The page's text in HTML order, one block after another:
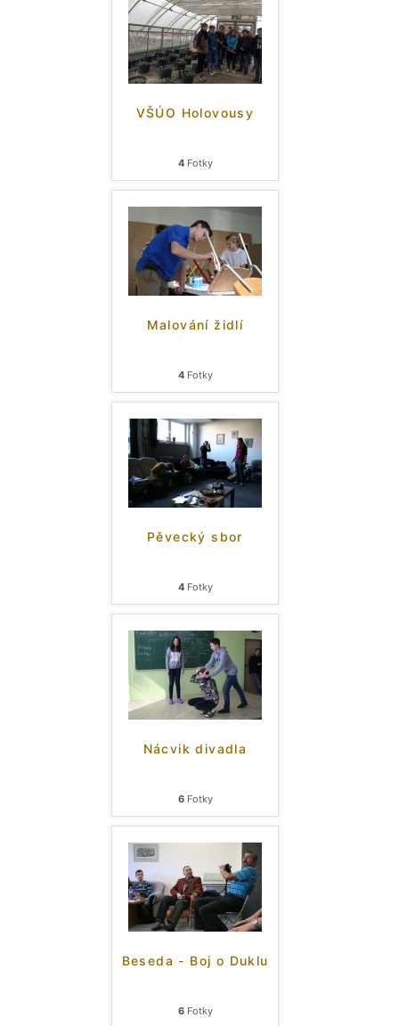
VŠÚO Holovousy
4Fotky
Malování židlí
4Fotky
Pěvecký sbor
4Fotky
Nácvik divadla
6Fotky
Beseda - Boj o Duklu
6Fotky